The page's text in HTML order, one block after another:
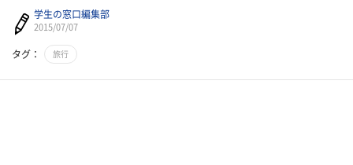
学生の窓口編集部
2015/07/07
タグ： 旅行